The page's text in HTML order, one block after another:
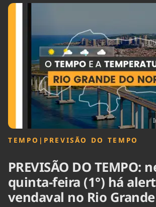
Brasil Mineral
Tecnologia
Cultura
Economia
Educação
Infraestrutura
Internacional
Saúde
Tempo
TEMPO | PREVISÃO DO TEMPO
PREVISÃO DO TEMPO:
quinta-feira (1°) há
vendaval no Rio